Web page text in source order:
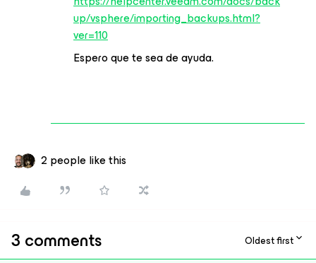
up/vsphere/importing_backups.html?
ver=110
Espero que te sea de ayuda.
2 people like this
3 comments Oldest first